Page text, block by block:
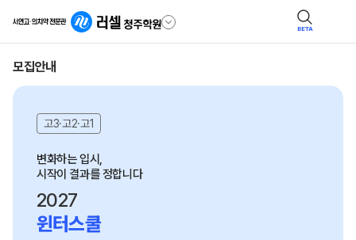
BETA
모집안내
고3·고2·고1
변화하는 입시,
시작이 결과를 정합니다
2027
윈터스쿨